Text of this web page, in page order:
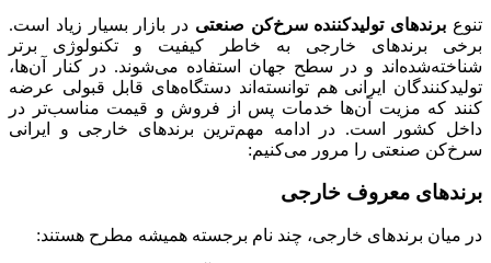
تنوع برندهای تولیدکننده سرخ‌کن صنعتی در بازار بسیار زیاد است.
برخی برندهای خارجی به خاطر کیفیت و تکنولوژی برتر
شناخته‌شده‌اند و در سطح جهان استفاده می‌شوند. در کنار آن‌ها،
تولیدکنندگان ایرانی هم توانسته‌اند دستگاه‌های قابل قبولی عرضه
کنند که مزیت آن‌ها خدمات پس از فروش و قیمت مناسب‌تر در
داخل کشور است. در ادامه مهم‌ترین برندهای خارجی و ایرانی
سرخ‌کن صنعتی را مرور می‌کنیم:
برندهای معروف خارجی
در میان برندهای خارجی، چند نام برجسته همیشه مطرح هستند: